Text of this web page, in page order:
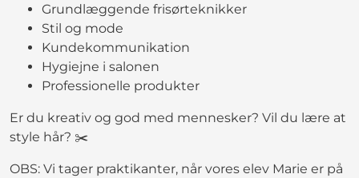
Grundlæggende frisørteknikker
Stil og mode
Kundekommunikation
Hygiejne i salonen
Professionelle produkter
Er du kreativ og god med mennesker? Vil du lære at
style hår? ✂️
OBS: Vi tager praktikanter, når vores elev Marie er på